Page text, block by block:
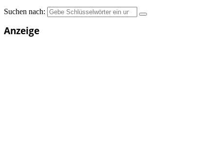
Suchen nach:
Anzeige